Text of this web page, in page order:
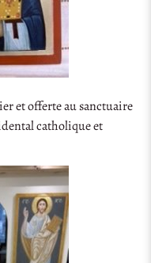
et offerte au sanctuaire
catholique et